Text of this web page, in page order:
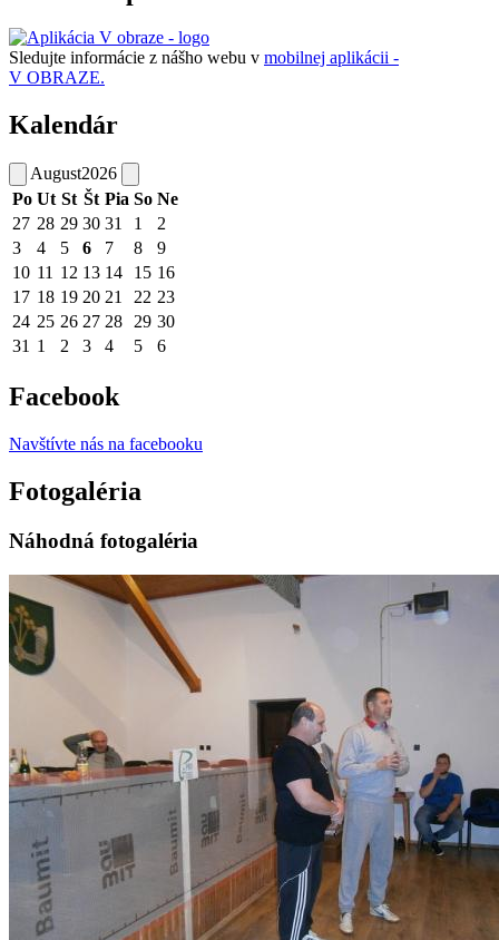
Sledujte informácie z nášho webu v mobilnej aplikácii -
V OBRAZE.
Kalendár
August2026
Po Ut St Št Pia So Ne
27 28 29 30 31 1
2
3
4 5 6 7 8
9
10 11 12 13 14 15 16
17 18 19 20 21 22 23
24 25 26 27 28 29 30
31 1 2 3 4 5 6
Facebook
Navštívte nás na facebooku
Fotogaléria
Náhodná fotogaléria